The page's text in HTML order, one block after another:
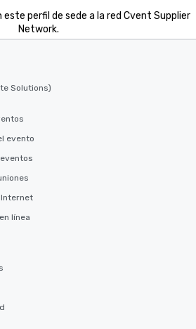
este perfil de sede a la red Cvent Supplier
Network.
Solutions)
evento
línea